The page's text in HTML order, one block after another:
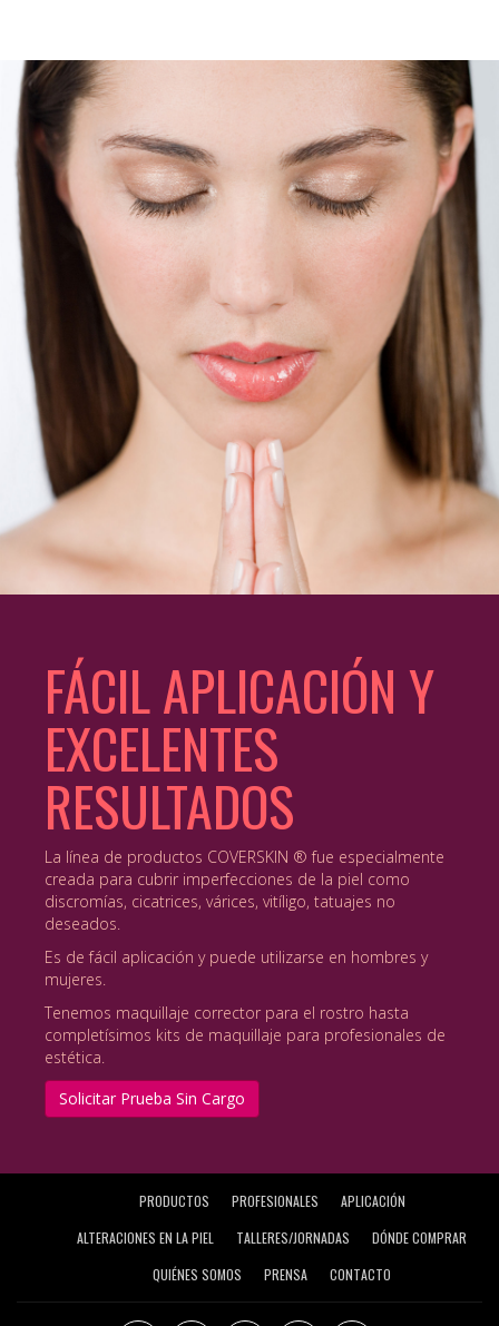
FÁCIL APLICACIÓN Y
EXCELENTES
RESULTADOS
La línea de productos COVERSKIN ® fue especialmente
creada para cubrir imperfecciones de la piel como
discromías, cicatrices, várices, vitíligo, tatuajes no
deseados.
Es de fácil aplicación y puede utilizarse en hombres y
mujeres.
Tenemos maquillaje corrector para el rostro hasta
completísimos kits de maquillaje para profesionales de
estética.
Solicitar Prueba Sin Cargo
PRODUCTOS PROFESIONALES
APLICACIÓN
ALTERACIONES EN LA PIEL
TALLERES/JORNADAS
DÓNDE COMPRAR
QUIÉNES SOMOS
PRENSA CONTACTO